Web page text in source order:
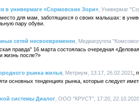
в универмаге «Сормовские Зори» , Универмаг
для мам, заботящихся о своих малышах: в
пару обуви.
сетей несвоевременен , Медиагруппа
правда" 16 марта состоялась очередная
жизнь после?»
рынка жилья , Метриум, 13:17, 26.02.2021
основных тенденциях рынка, которые следует
системы Диалог , ООО "КРУСТ", 17:20, 22.10.2020